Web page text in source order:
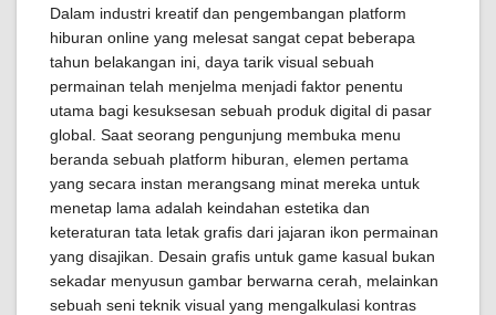
Dalam industri kreatif dan pengembangan platform
hiburan online yang melesat sangat cepat beberapa
tahun belakangan ini, daya tarik visual sebuah
permainan telah menjelma menjadi faktor penentu
utama bagi kesuksesan sebuah produk digital di pasar
global. Saat seorang pengunjung membuka menu
beranda sebuah platform hiburan, elemen pertama
yang secara instan merangsang minat mereka untuk
menetap lama adalah keindahan estetika dan
keteraturan tata letak grafis dari jajaran ikon permainan
yang disajikan. Desain grafis untuk game kasual bukan
sekadar menyusun gambar berwarna cerah, melainkan
sebuah seni teknik visual yang mengalkulasi kontras